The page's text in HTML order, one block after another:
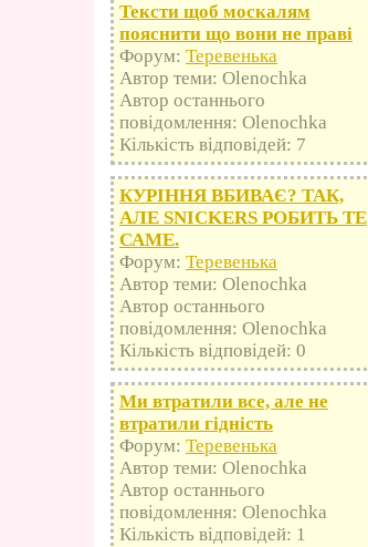
Тексти щоб москалям
пояснити що вони не праві
Форум: Теревенька
Автор теми: Olenochka
Автор останнього
повідомлення: Olenochka
Кількість відповідей: 7
КУРІННЯ ВБИВАЄ? ТАК,
АЛЕ SNICKERS РОБИТЬ ТЕ
САМЕ.
Форум: Теревенька
Автор теми: Olenochka
Автор останнього
повідомлення: Olenochka
Кількість відповідей: 0
Ми втратили все, але не
втратили гідність
Форум: Теревенька
Автор теми: Olenochka
Автор останнього
повідомлення: Olenochka
Кількість відповідей: 1